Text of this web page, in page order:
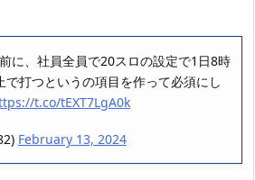
に、社員全員で20スロの設定で1日8時
打つというの項目を作って必須にし
t.co/tEXT7LgA0k
February 13, 2024